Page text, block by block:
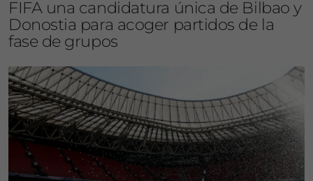
FIFA una candidatura única de Bilbao y
Donostia para acoger partidos de la
fase de grupos